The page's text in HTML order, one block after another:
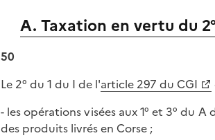
A. Taxation en vertu du
50
Le 2° du 1 du I de l'article 297 du CGI
- les opérations visées aux 1° et 3° du A
des produits livrés en Corse ;